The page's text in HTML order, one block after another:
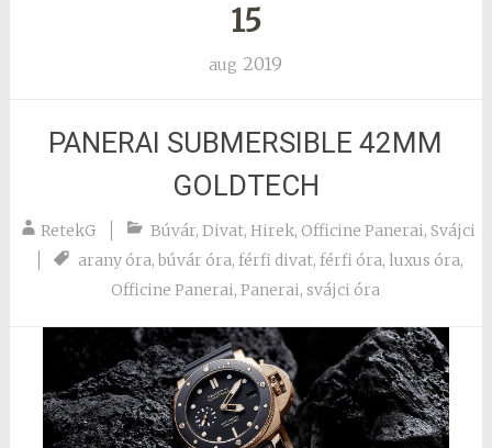
15
aug 2019
PANERAI SUBMERSIBLE 42MM
GOLDTECH
RetekG Búvár, Divat, Hirek, Officine Panerai, Svájci
arany óra,búvár óra,férfi divat,férfi óra,luxus óra,
Officine Panerai,Panerai,svájci óra